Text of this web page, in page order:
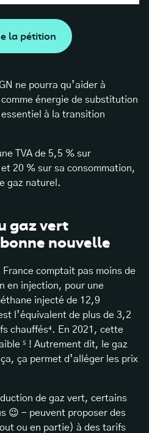
la pétition
ne pourra qu’aider à
énergie de substitution
à la transition
TVA de 5,5 % sur
20 % sur sa consommation,
gaz naturel.
gaz vert
nouvelle
France comptait pas moins de
en injection, pour une
injecté de 12,9
l’équivalent de plus de 3,2
chauffés⁴. En 2021, cette
⁵ ! Autrement dit, le gaz
ça permet d’alléger les prix
de gaz vert, certains
😉 - peuvent proposer des
ou en partie) à des tarifs